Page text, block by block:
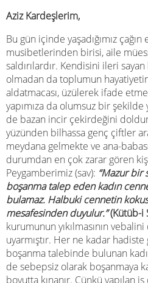
Aziz Kardeşlerim,
Bu gün içinde yaşadığımız
musibetlerinden birisi, aile
saldırılardır. Kendisini ileri
olmadan da toplumun
aldatmacası, üzülerek ifade
yapımıza da olumsuz bir şekilde
de bazan incir çekirdeğini
yüzünden bilhassa genç çiftler
meydana gelmekte ve ana-
durumdan en çok zarar gören
Peygamberimiz (sav): “Mazur bir
boşanma talep eden kadın
bulamaz. Halbuki cennetin
mesafesinden duyulur.”(Kütüb-i
kurumunun yıkılmasının
uyarmıştır. Her ne kadar
boşanma talebinde bulunan
de sebepsiz olarak boşanmaya
boyutta kınanır. Çünkü yapılan